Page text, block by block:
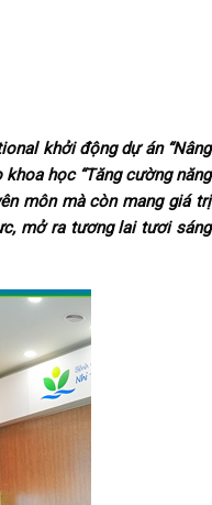
khởi động dự án “Nâng
học “Tăng cường năng
môn mà còn mang giá trị
mở ra tương lai tươi sáng